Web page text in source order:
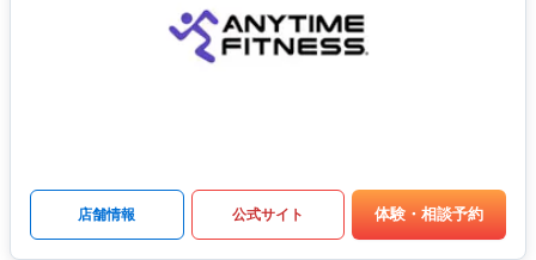
店舗情報 公式サイト 体験・相談予約